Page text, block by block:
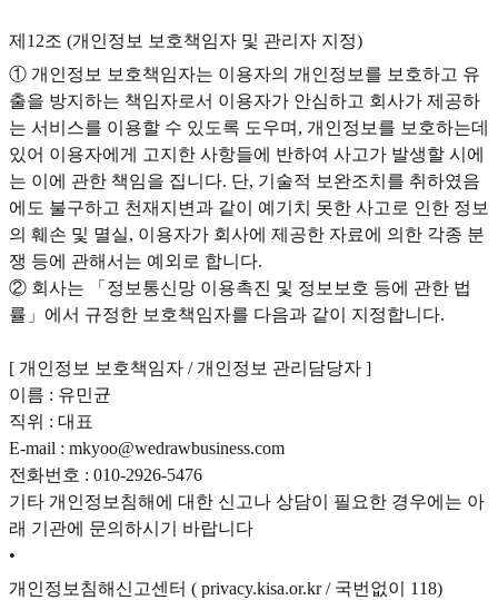
제12조 (개인정보 보호책임자 및 관리자 지정)
① 개인정보 보호책임자는 이용자의 개인정보를 보호하고 유
출을 방지하는 책임자로서 이용자가 안심하고 회사가 제공하
는 서비스를 이용할 수 있도록 도우며, 개인정보를 보호하는데
있어 이용자에게 고지한 사항들에 반하여 사고가 발생할 시에
는 이에 관한 책임을 집니다. 단, 기술적 보완조치를 취하였음
에도 불구하고 천재지변과 같이 예기치 못한 사고로 인한 정보
의 훼손 및 멸실, 이용자가 회사에 제공한 자료에 의한 각종 분
쟁 등에 관해서는 예외로 합니다.
② 회사는 「정보통신망 이용촉진 및 정보보호 등에 관한 법
률」에서 규정한 보호책임자를 다음과 같이 지정합니다.
[ 개인정보 보호책임자 / 개인정보 관리담당자 ]
이름 : 유민균
직위 : 대표
E-mail : mkyoo@wedrawbusiness.com
전화번호 : 010-2926-5476
기타 개인정보침해에 대한 신고나 상담이 필요한 경우에는 아
래 기관에 문의하시기 바랍니다
•
개인정보침해신고센터 ( privacy.kisa.or.kr / 국번없이 118)